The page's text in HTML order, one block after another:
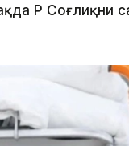
ҚР Соғлиқни